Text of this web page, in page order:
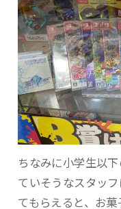
ちなみに小学生以
ていそうなスタッ
てもらえると、お